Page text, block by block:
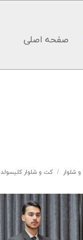
صفحه اصلی
شلوار کت و شلوار